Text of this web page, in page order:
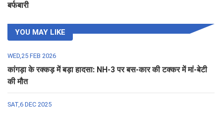
बर्फबारी
YOU MAY LIKE
WED,25 FEB 2026
कांगड़ा के रक्कड़ में बड़ा हादसा: NH-3 पर बस-कार की टक्कर में मां-बेटी
की मौत
SAT,6 DEC 2025